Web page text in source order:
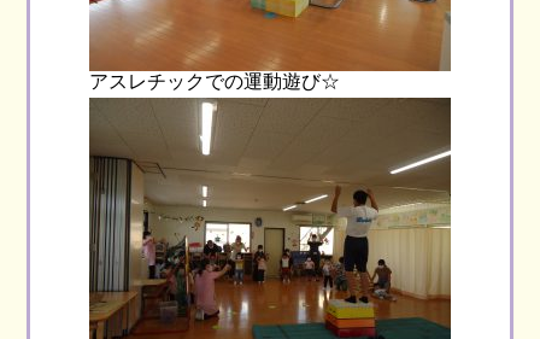
アスレチックでの運動遊び☆